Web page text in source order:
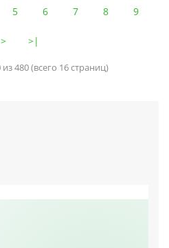
5 6 7 8 9
> >|
480 (всего 16 страниц)